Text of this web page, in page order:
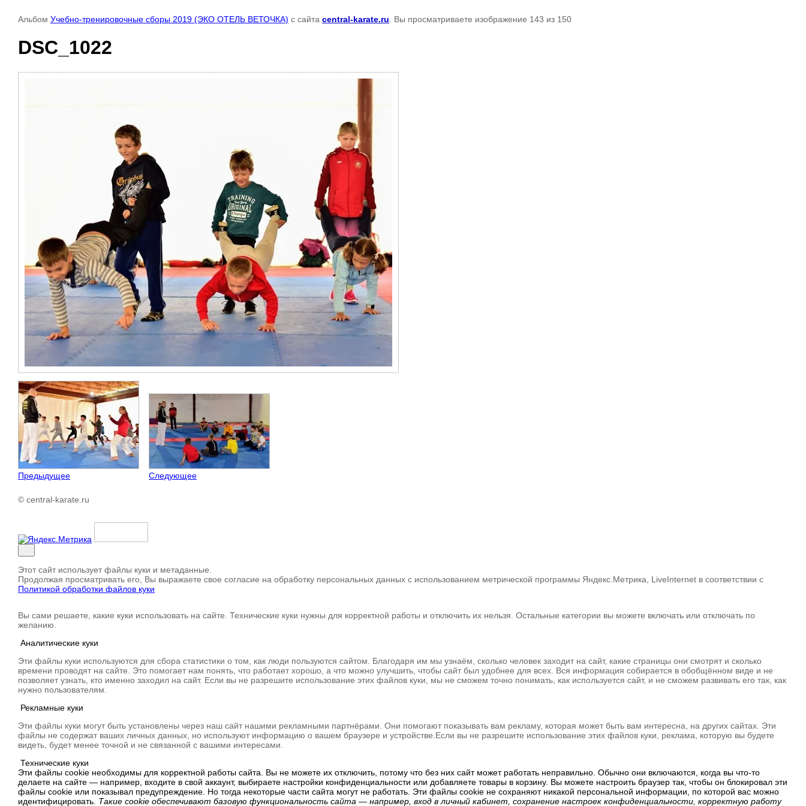
Альбом Учебно-тренировочные сборы 2019 (ЭКО ОТЕЛЬ ВЕТОЧКА) с сайта central-karate.ru . Вы просматриваете изображение 143 из 150
DSC_1022
Предыдущее Следующее
© central-karate.ru
Этот сайт использует файлы куки и метаданные.
Продолжая просматривать его, Вы выражаете свое согласие на обработку персональных данных с использованием метрической программы Яндекс.Метрика, LiveInternet в соответствии с
Политикой обработки файлов куки
Вы сами решаете, какие куки использовать на сайте. Технические куки нужны для корректной работы и отключить их нельзя. Остальные категории вы можете включать или отключать по
желанию.
Аналитические куки
Эти файлы куки используются для сбора статистики о том, как люди пользуются сайтом. Благодаря им мы узнаём, сколько человек заходит на сайт, какие страницы они смотрят и сколько
времени проводят на сайте. Это помогает нам понять, что работает хорошо, а что можно улучшить, чтобы сайт был удобнее для всех. Вся информация собирается в обобщённом виде и не
позволяет узнать, кто именно заходил на сайт. Если вы не разрешите использование этих файлов куки, мы не сможем точно понимать, как используется сайт, и не сможем развивать его так, как
нужно пользователям.
Рекламные куки
Эти файлы куки могут быть установлены через наш сайт нашими рекламными партнёрами. Они помогают показывать вам рекламу, которая может быть вам интересна, на других сайтах. Эти
файлы не содержат ваших личных данных, но используют информацию о вашем браузере и устройстве.Если вы не разрешите использование этих файлов куки, реклама, которую вы будете
видеть, будет менее точной и не связанной с вашими интересами.
Технические куки
Эти файлы cookie необходимы для корректной работы сайта. Вы не можете их отключить, потому что без них сайт может работать неправильно. Обычно они включаются, когда вы что-то
делаете на сайте — например, входите в свой аккаунт, выбираете настройки конфиденциальности или добавляете товары в корзину. Вы можете настроить браузер так, чтобы он блокировал эти
файлы cookie или показывал предупреждение. Но тогда некоторые части сайта могут не работать. Эти файлы cookie не сохраняют никакой персональной информации, по которой вас можно
идентифицировать. Такие cookie обеспечивают базовую функциональность сайта — например, вход в личный кабинет, сохранение настроек конфиденциальности, корректную работу